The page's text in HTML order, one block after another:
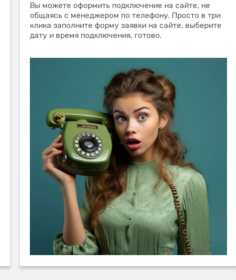
Вы можете оформить подключение на сайте, не
общаясь с менеджером по телефону. Просто в три
клика заполните форму заявки на сайте, выберите
дату и время подключения, готово.